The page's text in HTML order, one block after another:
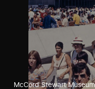
McCord Stewart Museum